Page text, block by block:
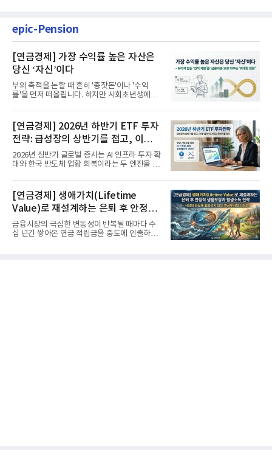
epic-Pension
[연금경제] 가장 수익률 높은 자산은
당신 ‘자신’이다
부의 축적을 논할 때 흔히 '종잣돈'이나 '수익
률'을 먼저 떠올립니다. 하지만 사회초년생에게
[연금경제] 2026년 하반기 ETF 투자
전략: 급성장의 상반기를 접고, 이제
'실적'이 가르는 하반기를 맞다
2026년 상반기 글로벌 증시는 AI 인프라 투자 확
대와 한국 반도체 업황 회복이라는 두 엔진을 달
[연금경제] 생애가치(Lifetime
Value)로 재설계하는 은퇴 후 안정적
생활보장과 평생소득 전략
금융시장의 극심한 변동성이 반복될 때마다 수
십 년간 쌓아온 연금 적립금을 중도에 인출하거